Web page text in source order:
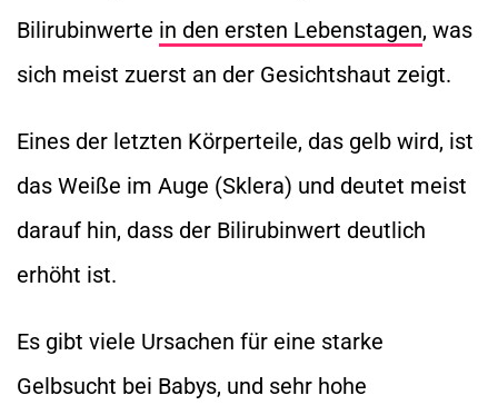
Bilirubinwerte in den ersten Lebenstagen, was
sich meist zuerst an der Gesichtshaut zeigt.
Eines der letzten Körperteile, das gelb wird, ist
das Weiße im Auge (Sklera) und deutet meist
darauf hin, dass der Bilirubinwert deutlich
erhöht ist.
Es gibt viele Ursachen für eine starke
Gelbsucht bei Babys, und sehr hohe